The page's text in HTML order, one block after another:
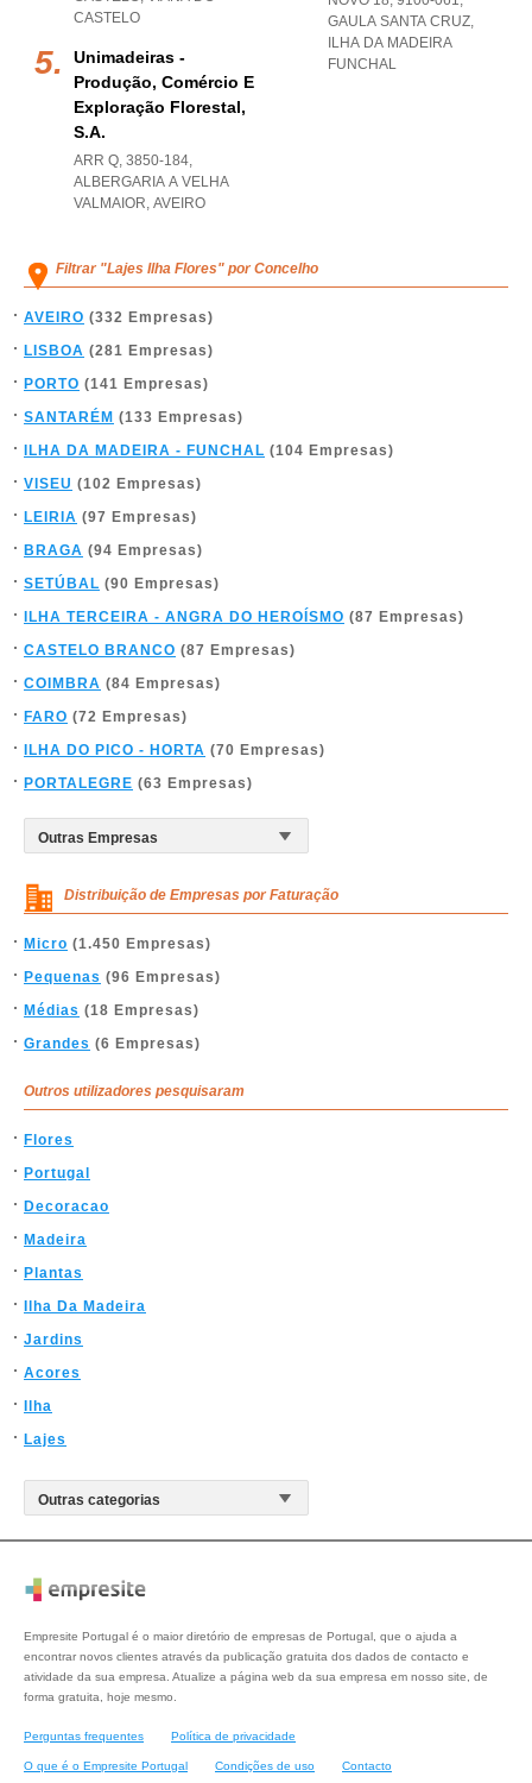
CASTELO
Unimadeiras -
Produção, Comércio E
Exploração Florestal,
S.a.
ARR Q, 3850-184,
ALBERGARIA A VELHA
VALMAIOR, AVEIRO
GAULA SANTA CRUZ,
ILHA DA MADEIRA
FUNCHAL
Filtrar "Lajes Ilha Flores" por Concelho
AVEIRO (332 Empresas)
LISBOA (281 Empresas)
PORTO (141 Empresas)
SANTARÉM (133 Empresas)
ILHA DA MADEIRA - FUNCHAL (104 Empresas)
VISEU (102 Empresas)
LEIRIA (97 Empresas)
BRAGA (94 Empresas)
SETÚBAL (90 Empresas)
ILHA TERCEIRA - ANGRA DO HEROÍSMO (87 Empresas)
CASTELO BRANCO (87 Empresas)
COIMBRA (84 Empresas)
FARO (72 Empresas)
ILHA DO PICO - HORTA (70 Empresas)
PORTALEGRE (63 Empresas)
Distribuição de Empresas por Faturação
Micro (1.450 Empresas)
Pequenas (96 Empresas)
Médias (18 Empresas)
Grandes (6 Empresas)
Outros utilizadores pesquisaram
Flores
Portugal
Decoracao
Madeira
Plantas
Ilha Da Madeira
Jardins
Acores
Ilha
Lajes
Empresite Portugal é o maior diretório de empresas de Portugal, que o ajuda a
encontrar novos clientes através da publicação gratuita dos dados de contacto e
atividade da sua empresa. Atualize a página web da sua empresa em nosso site, de
forma gratuita, hoje mesmo.
Perguntas frequentes Política de privacidade
O que é o Empresite Portugal Condições de uso Contacto